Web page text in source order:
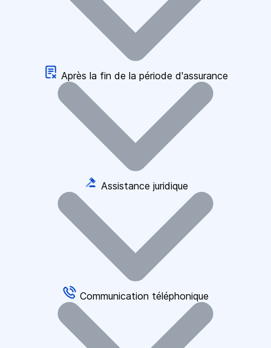
Après la fin de la période d'assurance
Assistance juridique
Communication téléphonique